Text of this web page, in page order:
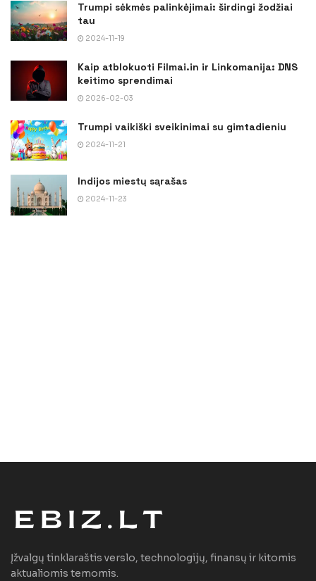
Trumpi sėkmės palinkėjimai: širdingi žodžiai
tau
2024-11-19
Kaip atblokuoti Filmai.in ir Linkomanija: DNS
keitimo sprendimai
2026-02-03
Trumpi vaikiški sveikinimai su gimtadieniu
2024-11-21
Indijos miestų sąrašas
2024-11-23
Įžvalgų tinklaraštis verslo, technologijų, finansų ir kitomis
aktualiomis temomis.